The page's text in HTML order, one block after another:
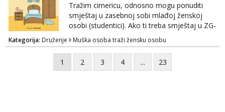
Tražim cimericu, odnosno mogu ponuditi
smještaj u zasebnoj sobi mlađoj ženskoj
osobi (studentici). Ako ti treba smještaj u ZG-
u, a ne želiš plaćati sobu i tako malo uštedjeti,
javi se na mail.
Kategorija: Druženje Muška osoba traži žensku osobu
1 2 3 4 ... 23